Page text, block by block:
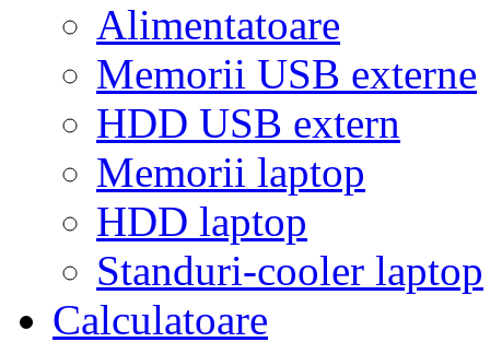
Alimentatoare
Memorii USB externe
HDD USB extern
Memorii laptop
HDD laptop
Standuri-cooler laptop
Calculatoare